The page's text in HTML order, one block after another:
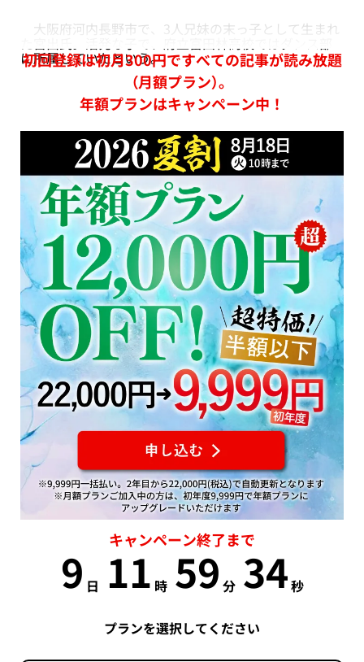
大阪府河内長野市で、3人兄妹の末っ子として生まれ
に所属していたという。
初回登録は初月300円ですべての記事が読み放題
（月額プラン）。
年額プランはキャンペーン中！
キャンペーン終了まで
9 日 11 時 59 分 33秒
プランを選択してください